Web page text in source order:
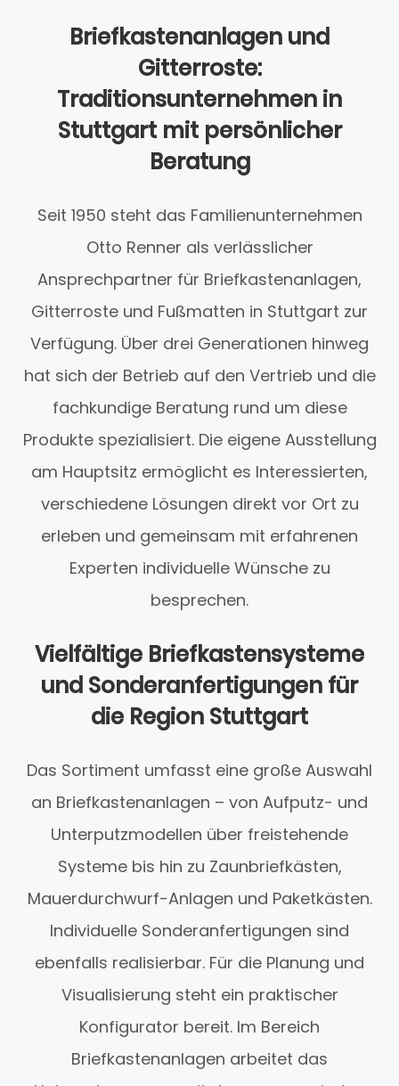
Briefkastenanlagen und
Gitterroste:
Traditionsunternehmen in
Stuttgart mit persönlicher
Beratung
Seit 1950 steht das Familienunternehmen
Otto Renner als verlässlicher
Ansprechpartner für Briefkastenanlagen,
Gitterroste und Fußmatten in Stuttgart zur
Verfügung. Über drei Generationen hinweg
hat sich der Betrieb auf den Vertrieb und die
fachkundige Beratung rund um diese
Produkte spezialisiert. Die eigene Ausstellung
am Hauptsitz ermöglicht es Interessierten,
verschiedene Lösungen direkt vor Ort zu
erleben und gemeinsam mit erfahrenen
Experten individuelle Wünsche zu
besprechen.
Vielfältige Briefkastensysteme
und Sonderanfertigungen für
die Region Stuttgart
Das Sortiment umfasst eine große Auswahl
an Briefkastenanlagen – von Aufputz- und
Unterputzmodellen über freistehende
Systeme bis hin zu Zaunbriefkästen,
Mauerdurchwurf-Anlagen und Paketkästen.
Individuelle Sonderanfertigungen sind
ebenfalls realisierbar. Für die Planung und
Visualisierung steht ein praktischer
Konfigurator bereit. Im Bereich
Briefkastenanlagen arbeitet das